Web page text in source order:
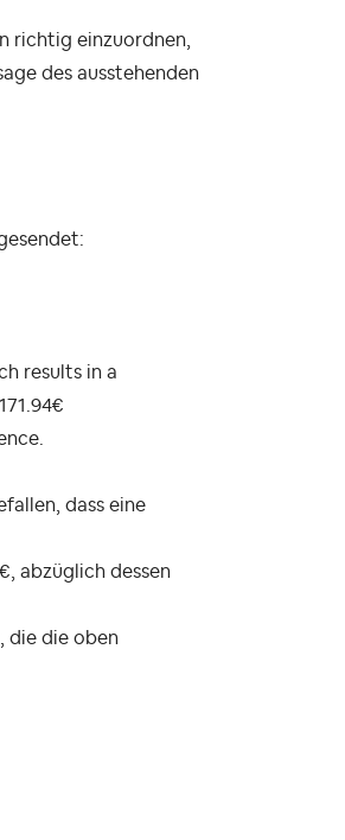
richtig einzuordnen,
des ausstehenden
results in a
dass eine
abzüglich dessen
die die oben